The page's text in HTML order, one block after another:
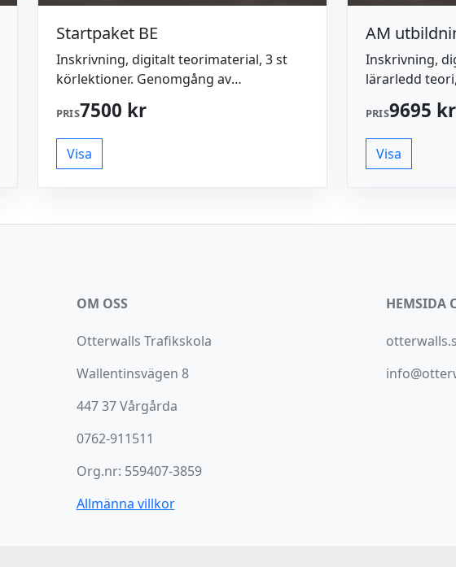
Startpaket BE
Inskrivning, digitalt teorimaterial, 3 st
körlektioner. Genomgång av
säkerhetskontroll + körning i trafik. Hyr
av bil och släp på prov. Kontakta oss
gärna vid frågor/funderingar: 0762 911
511 info@otterwalls.se
PRIS7500 kr
Visa
AM
Inskrivning,
lärarledd
Kontakta oss
frågor/
PRIS9695 kr
Visa
OM OSS
Otterwalls Trafikskola
Wallentinsvägen 8
447 37 Vårgårda
0762-911511
Org.nr: 559407-3859
Allmänna villkor
HEMSIDA